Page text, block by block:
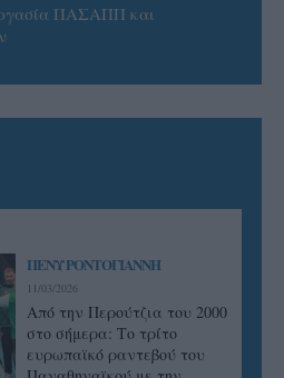
ΠΑΣΑΠΠ και
ΠΕΝΥ ΡΟΝΤΟΓΙΑΝΝΗ
11/03/2026
Από την Περούτζια του 2000
στο σήμερα: Tο τρίτο
ευρωπαϊκό ραντεβού του